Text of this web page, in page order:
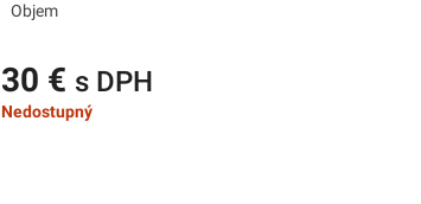
Objem
30 € s DPH
Nedostupný